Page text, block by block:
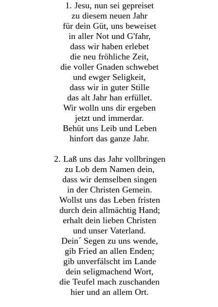
1. Jesu, nun sei gepreiset
zu diesem neuen Jahr
für dein Güt, uns beweiset
in aller Not und G'fahr,
dass wir haben erlebet
die neu fröhliche Zeit,
die voller Gnaden schwebet
und ewger Seligkeit,
dass wir in guter Stille
das alt Jahr han erfüllet.
Wir wolln uns dir ergeben
jetzt und immerdar.
Behüt uns Leib und Leben
hinfort das ganze Jahr.
2. Laß uns das Jahr vollbringen
zu Lob dem Namen dein,
dass wir demselben singen
in der Christen Gemein.
Wollst uns das Leben fristen
durch dein allmächtig Hand;
erhalt dein lieben Christen
und unser Vaterland.
Dein´ Segen zu uns wende,
gib Fried an allen Enden;
gib unverfälscht im Lande
dein seligmachend Wort,
die Teufel mach zuschanden
hier und an allem Ort.